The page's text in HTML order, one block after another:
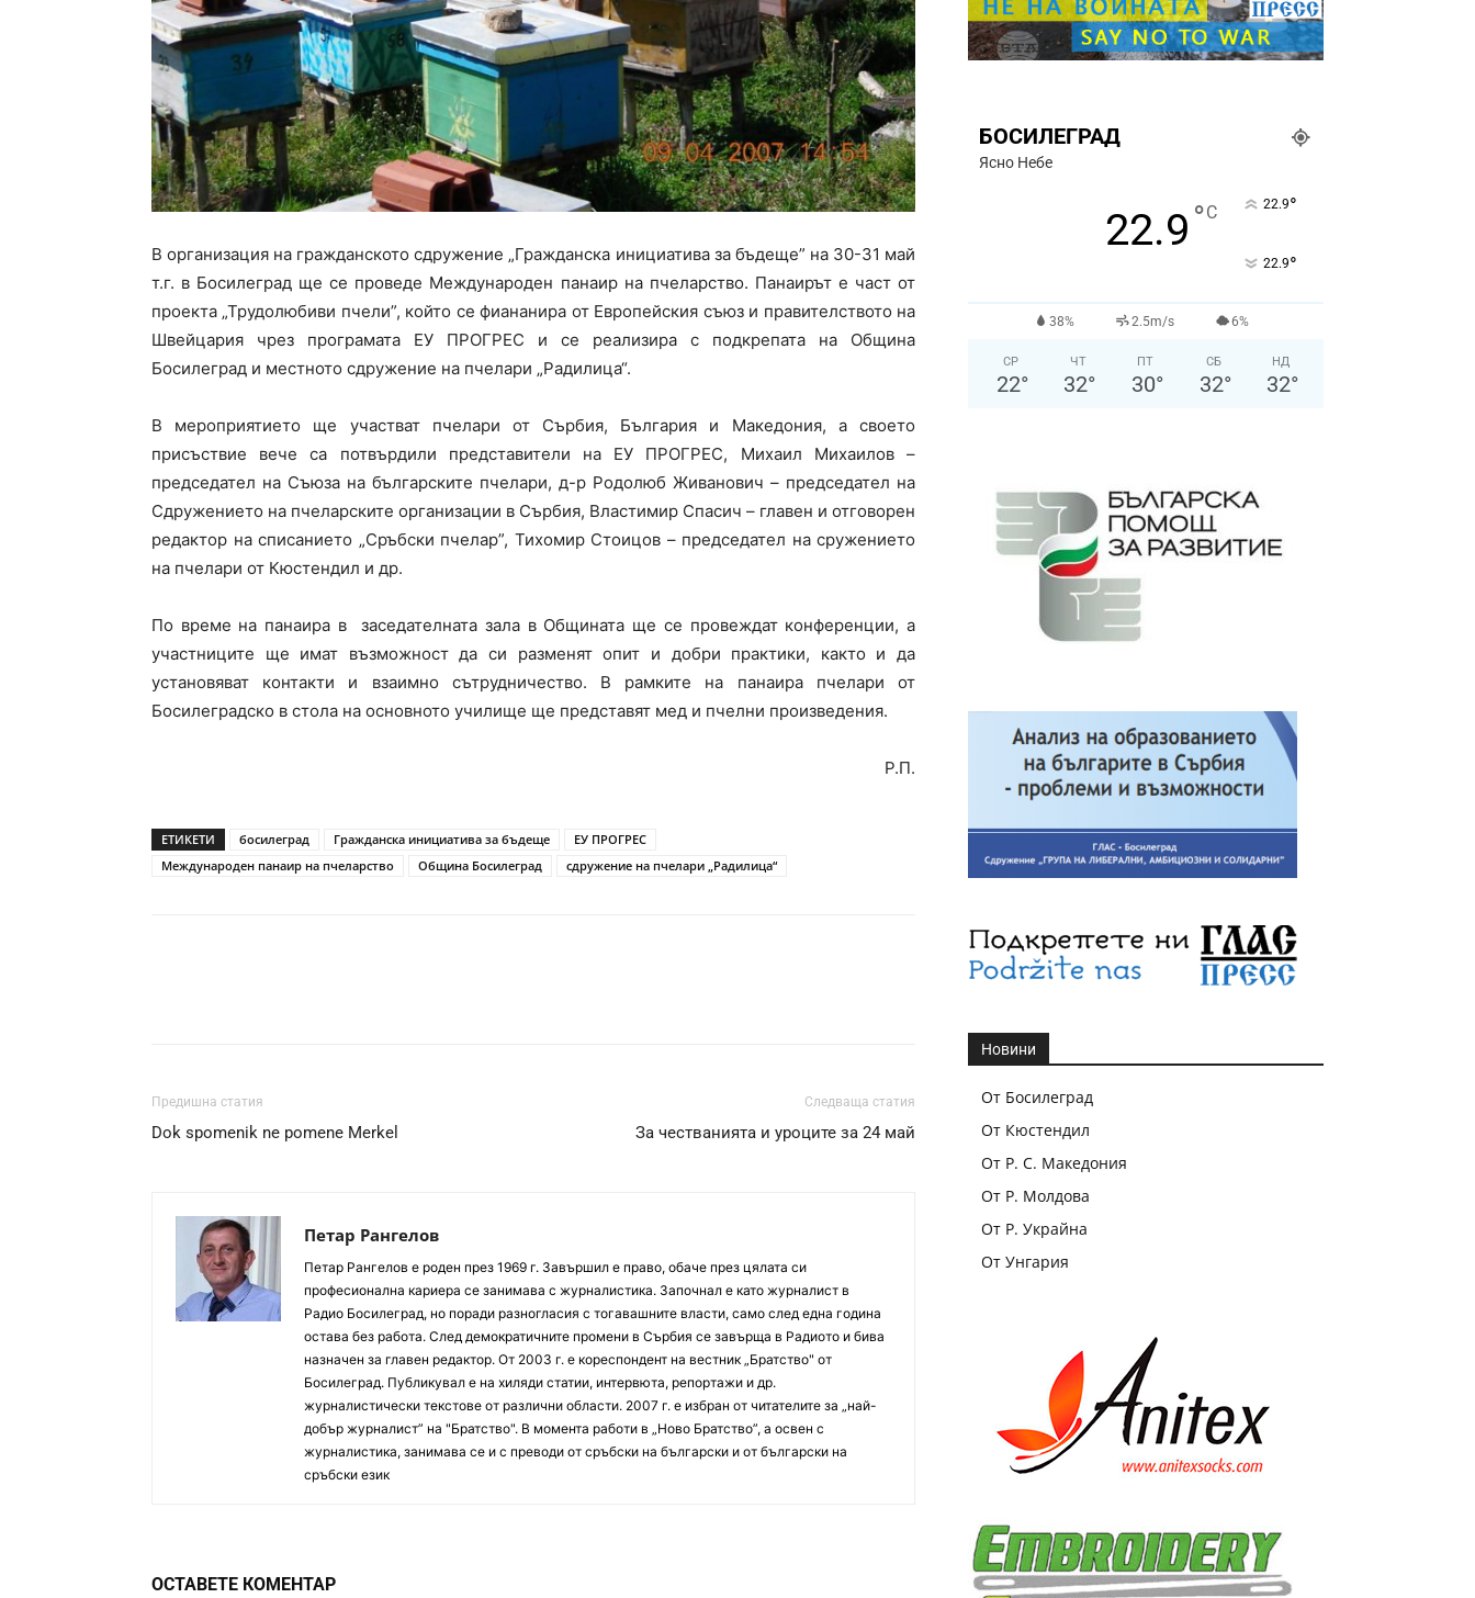
В организация на гражданското сдружение „Гражданска инициатива за бъдеще” на 30-31 май
т.г. в Босилеград ще се проведе Международен панаир на пчеларство. Панаирът е част от
проекта „Трудолюбиви пчели”, който се фиананира от Европейския съюз и правителството на
Швейцария чрез програмата ЕУ ПРОГРЕС и се реализира с подкрепата на Община
Босилеград и местното сдружение на пчелари „Радилица“.
В мероприятието ще участват пчелари от Сърбия, България и Македония, а своето
присъствие вече са потвърдили представители на ЕУ ПРОГРЕС, Михаил Михаилов –
председател на Съюза на българските пчелари, д-р Родолюб Живанович – председател на
Сдружението на пчеларските организации в Сърбия, Властимир Спасич – главен и отговорен
редактор на списанието „Сръбски пчелар”, Тихомир Стоицов – председател на сружението
на пчелари от Кюстендил и др.
По време на панаира в заседателната зала в Общината ще се провеждат конференции, а
участниците ще имат възможност да си разменят опит и добри практики, както и да
установяват контакти и взаимно сътрудничество. В рамките на панаира пчелари от
Босилеградско в стола на основното училище ще представят мед и пчелни произведения.
Р.П.
ЕТИКЕТИ босилеград Гражданска инициатива за бъдеще
ЕУ ПРОГРЕС
Международен панаир на пчеларство
Община Босилеград сдружение на пчелари „Радилица“
Предишна статия
Dok spomenik ne pomene Merkel
Следваща статия
За честванията и уроците за 24 май
Петар Рангелов
Петaр Рангелов е роден през 1969 г. Завършил е право, обаче през цялата си
професионална кариера се занимава с журналистика. Започнал е като журналист в
Радио Босилеград, но поради разногласия с тогавашните власти, само след една година
остава без работа. След демократичните промени в Сърбия се завърща в Радиото и бива
назначен за главен редактор. От 2003 г. е кореспондент на вестник „Братство" от
Босилеград. Публикувал е на хиляди статии, интервюта, репортажи и др.
журналистически текстове от различни области. 2007 г. е избран от читателите за „най-
добър журналист” на "Братство". В момента работи в „Ново Братство”, а освен с
журналистика, занимава се и с преводи от сръбски на български и от български на
сръбски език
ОСТАВЕТЕ КОМЕНТАР
БОСИЛЕГРАД
Ясно Небе
22.9 °C 22.9°
22.9°
38% 2.5m/s 6%
СР
22°
ЧТ
32°
ПТ
30°
СБ
32°
НД
32°
Новини
От Босилеград
От Кюстендил
От Р. С. Македония
От Р. Молдова
От Р. Украйна
От Унгария